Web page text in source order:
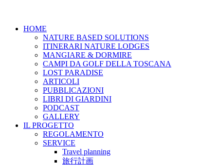
HOME
NATURE BASED SOLUTIONS
ITINERARI NATURE LODGES
MANGIARE & DORMIRE
CAMPI DA GOLF DELLA TOSCANA
LOST PARADISE
ARTICOLI
PUBBLICAZIONI
LIBRI DI GIARDINI
PODCAST
GALLERY
IL PROGETTO
REGOLAMENTO
SERVICE
Travel planning
旅行計画